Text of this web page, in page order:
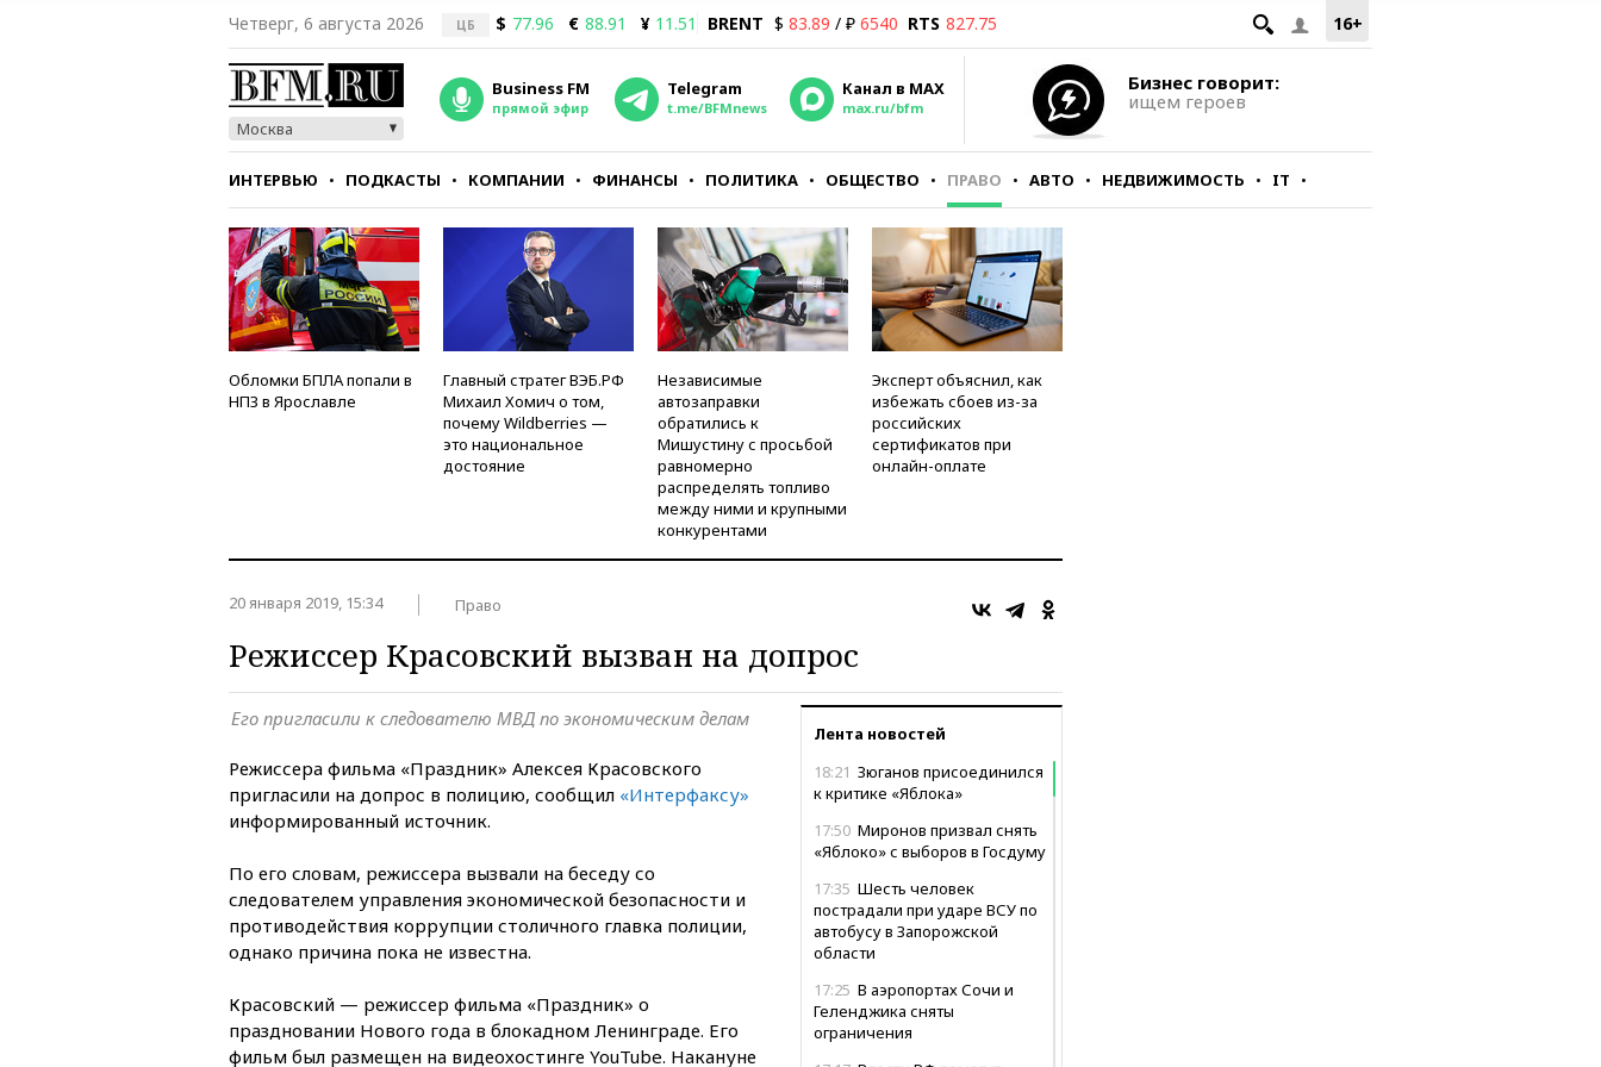
16+
Четверг, 6 августа 2026 ЦБ $ 77.96 € 88.91 ¥ 11.51 BRENT $ 83.89 / ₽ 6540 RTS 827.75
Москва
Business FM
прямой эфир
Telegram
t.me/BFMnews
Канал в MAX
max.ru/bfm
Бизнес говорит:
ищем героев
ИНТЕРВЬЮ ПОДКАСТЫ КОМПАНИИ ФИНАНСЫ ПОЛИТИКА ОБЩЕСТВО ПРАВО АВТО НЕДВИЖИМОСТЬ IT
СТИЛЬ ТЕСТЫ
Обломки БПЛА попали в
НПЗ в Ярославле
Главный стратег ВЭБ.РФ
Михаил Хомич о том,
почему Wildberries —
это национальное
достояние
Независимые
автозаправки
обратились к
Мишустину с просьбой
равномерно
распределять топливо
между ними и крупными
конкурентами
Эксперт объяснил, как
избежать сбоев из-за
российских
сертификатов при
онлайн-оплате
20 января 2019, 15:34 Право
Режиссер Красовский вызван на допрос
Лента новостей
18:21 Зюганов присоединился
к критике «Яблока»
17:50 Миронов призвал снять
«Яблоко» с выборов в Госдуму
17:35 Шесть человек
пострадали при ударе ВСУ по
автобусу в Запорожской
области
17:25 В аэропортах Сочи и
Геленджика сняты
ограничения
Его пригласили к следователю МВД по экономическим делам
Режиссера фильма «Праздник» Алексея Красовского
пригласили на допрос в полицию, сообщил «Интерфаксу»
информированный источник.
По его словам, режиссера вызвали на беседу со
следователем управления экономической безопасности и
противодействия коррупции столичного главка полиции,
однако причина пока не известна.
Красовский — режиссер фильма «Праздник» о
праздновании Нового года в блокадном Ленинграде. Его
фильм был размещен на видеохостинге YouTube. Накануне